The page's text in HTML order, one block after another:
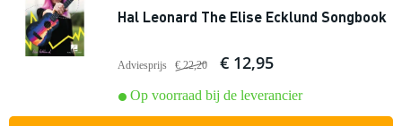
Hal Leonard The Elise Ecklund Songbook
Adviesprijs € 22,20 € 12,95
Op voorraad bij de leverancier